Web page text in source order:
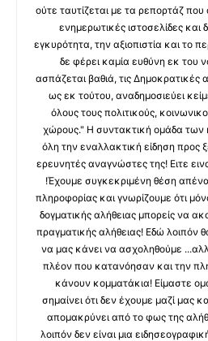
ούτε ταυτίζεται με τα ρεπορτάζ
ενημερωτικές ιστοσελίδες και
εγκυρότητα, την αξιοπιστία και το
δε φέρει καμία ευθύνη εκ του
ασπάζεται βαθιά, τις Δημοκρατικές
ως εκ τούτου, αναδημοσιεύει
όλους τους πολιτικούς,
χώρους." Η συντακτική ομάδα των
όλη την εναλλακτική είδηση προς
ερευνητές αναγνώστες της! Ειτε
!Έχουμε συγκεκριμένη θέση
πληροφορίας και γνωρίζουμε ότι
δογματικής αλήθειας μπορείς να
πραγματικής αλήθειας! Εδώ λοιπόν
να μας κάνει να ασχοληθούμε
πλέον που κατανόησαν και την
κάνουν κομματάκια! Είμαστε
σημαίνει ότι δεν έχουμε μαζί μας
απομακρύνει από το φως της
λοιπόν δεν είναι μια